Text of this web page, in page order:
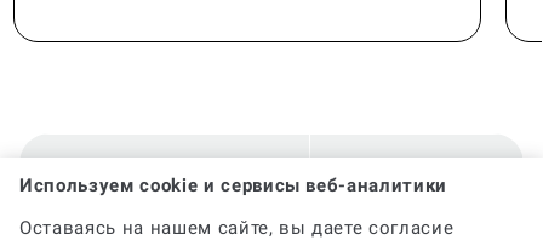
🟢 Консультант: Специалист с опытом
Используем cookie и сервисы веб-аналитики
Оставаясь на нашем сайте, вы даете согласие